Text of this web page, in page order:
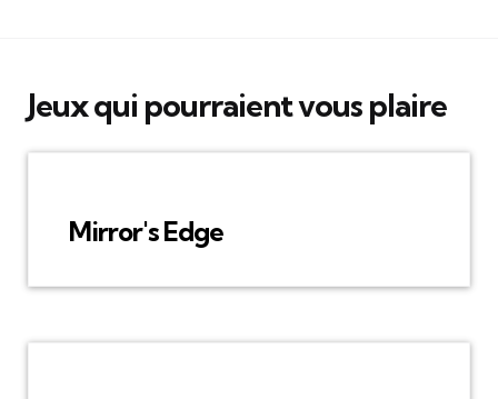
Jeux qui pourraient vous plaire
Mirror's Edge